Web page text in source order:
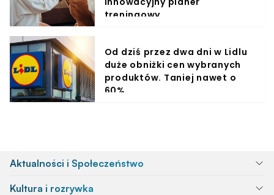
treningowy
Od dziś przez dwa dni w Lidlu
duże obniżki cen wybranych
produktów. Taniej nawet o
60%
Aktualności i Społeczeństwo
Kultura i rozrywka